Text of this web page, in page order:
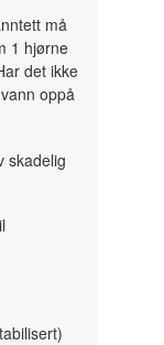
må
1 hjørne
det ikke
oppå
skadelig